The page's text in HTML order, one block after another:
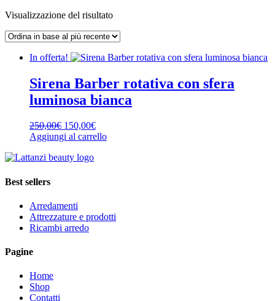
Visualizzazione del risultato
In offerta!
Sirena Barber rotativa con sfera
luminosa bianca
250,00€ Il
prezzo
era:
150,00€Il
prezzo
Aggiungi al carrello
Best sellers
Arredamenti
Attrezzature e prodotti
Ricambi arredo
Pagine
Home
Shop
Contatti